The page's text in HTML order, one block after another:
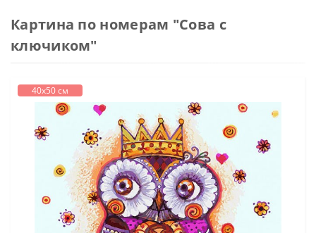
Картина по номерам "Сова с
ключиком"
40х50 см